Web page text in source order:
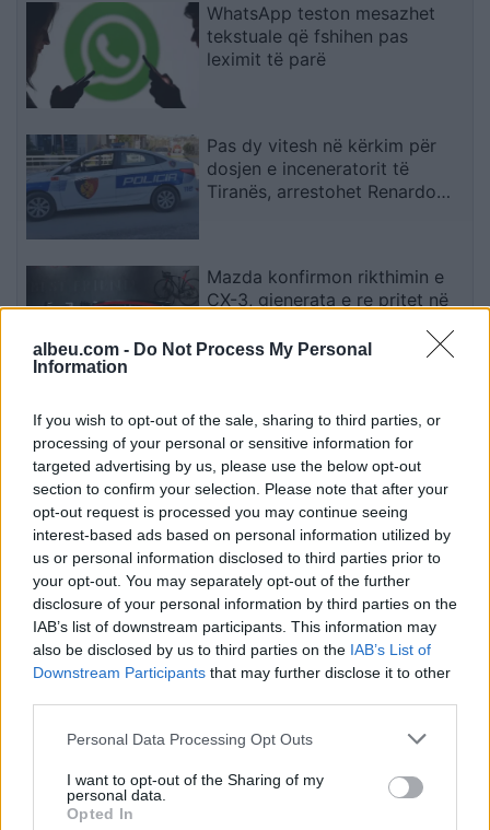
albeu.com - Do Not Process My Personal
Information
If you wish to opt-out of the sale, sharing to third parties, or
processing of your personal or sensitive information for
targeted advertising by us, please use the below opt-out
section to confirm your selection. Please note that after your
opt-out request is processed you may continue seeing
interest-based ads based on personal information utilized by
us or personal information disclosed to third parties prior to
your opt-out. You may separately opt-out of the further
disclosure of your personal information by third parties on the
IAB’s list of downstream participants. This information may
also be disclosed by us to third parties on the IAB’s List of
Downstream Participants that may further disclose it to other
Personal Data Processing Opt Outs
I want to opt-out of the Sharing of my
personal data.
Opted In
WhatsApp teston mesazhet
tekstuale që fshihen pas
leximit të parë
Pas dy vitesh në kërkim për
dosjen e inceneratorit të
Tiranës, arrestohet Renardo
Mazda konfirmon rikthimin e
CX-3, gjenerata e re pritet në
Valverde rrëfen befasinë nga
Mourinho: Nuk e mendoja se
do të ishte kështu
Arrestohet 73-vjeçari në Krujë,
ndezi zjarr për të djegur barin
dhe flakët u përhapën drejt
malit